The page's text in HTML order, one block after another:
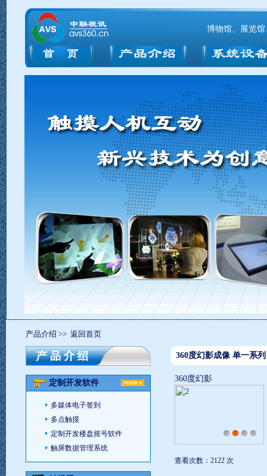
博物馆、展览
产品介绍 >> 返回首页
定制开发软件
多媒体电子签到
多点触摸
定制开发楼盘摇号软件
触屏数据管理系统
360度幻影成像 单一系列
360度幻影
查看次数：2122 次